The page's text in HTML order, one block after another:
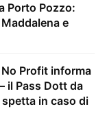
Porto Pozzo:
e
Profit informa
il Pass Dott da
in caso di